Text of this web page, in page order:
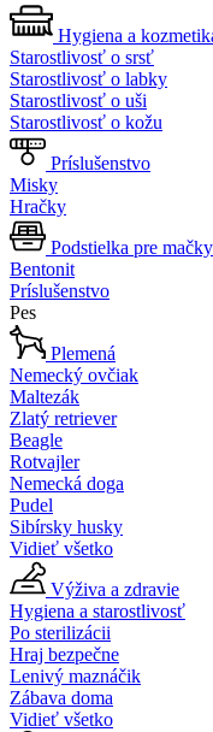
Hygiena a
Starostlivosť o srsť
Starostlivosť o labky
Starostlivosť o uši
Starostlivosť o kožu
Príslušenstvo
Misky
Hračky
Podstielka pre mačky
Bentonit
Príslušenstvo
Pes
Plemená
Nemecký ovčiak
Maltezák
Zlatý retriever
Beagle
Rotvajler
Nemecká doga
Pudel
Sibírsky husky
Vidieť všetko
Výživa a zdravie
Hygiena a starostlivosť
Po sterilizácii
Hraj bezpečne
Lenivý maznáčik
Zábava doma
Vidieť všetko